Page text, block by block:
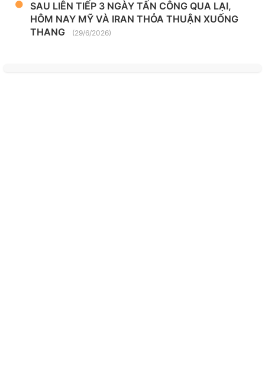
SAU LIÊN TIẾP 3 NGÀY TẤN CÔNG QUA LẠI,
HÔM NAY MỸ VÀ IRAN THỎA THUẬN XUỐNG
THANG
(29/6/2026)